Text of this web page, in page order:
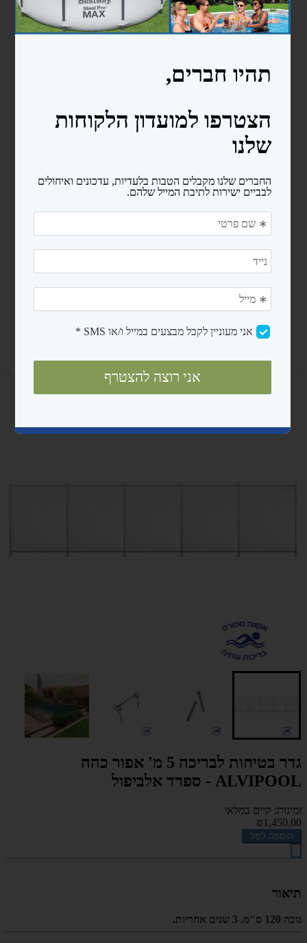
מעקות
סולמות
בריכות פיברגלס
משאבות לבריכות ניידות
קיטים משאבה + מסנן חול
רובוטים ושואבים
מסנני חול
כיסויים ומשטחי הגנה
מכשירי מלח ובקרים לבריכה
צנרת ואביזרי PVC
מדריכים
גדר בטיחות לבריכה 5 מ' אפור כהה
ALVIPOOL - ספרד אלביפול
זמינות: קיים במלאי
₪1,450.00
הוספה לסל
תיאור
גובה 120 ס"מ. 3 שנים אחריות.